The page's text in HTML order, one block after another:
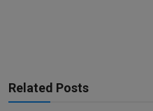
Related Posts